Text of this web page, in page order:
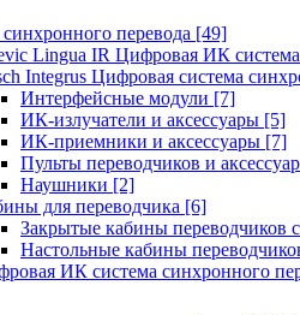
перевода [49]
Lingua IR Цифровая ИК система
Integrus Цифровая система
Интерфейсные модули [7]
ИК-излучатели и аксессуары [5]
ИК-приемники и аксессуары [7]
Пульты переводчиков и
Наушники [2]
для переводчика [6]
Закрытые кабины переводчиков
Настольные кабины
ИК система синхронного